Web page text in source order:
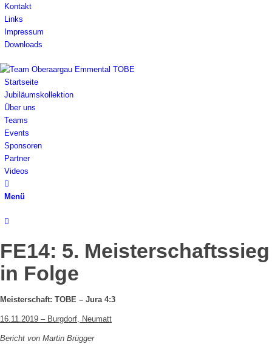
Kontakt
Links
Impressum
Downloads
Startseite
Jubiläumskollektion
Über uns
Teams
Events
Sponsoren
Partner
Videos
Menü
FE14: 5. Meisterschaftssieg
in Folge
Meisterschaft: TOBE – Jura 4:3
16.11.2019 – Burgdorf, Neumatt
Bericht von Martin Brügger